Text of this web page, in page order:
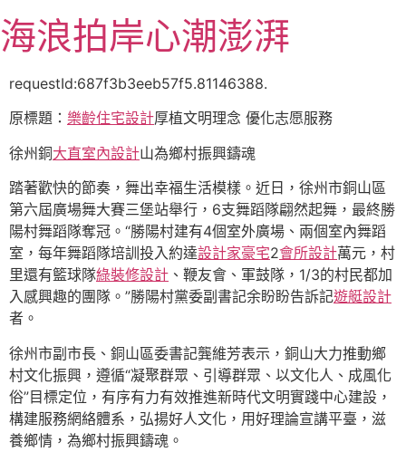
至
主
容
海浪拍岸心潮澎湃
requestId:687f3b3eeb57f5.81146388.
原標題： 樂齡住宅設計厚植文明理念 優化志愿服務
徐州銅大直室內設計山為鄉村振興鑄魂
踏著歡快的節奏，舞出幸福生活模樣。近日，徐州市銅山區
第六屆廣場舞大賽三堡站舉行，6支舞蹈隊翩然起舞，最終勝
陽村舞蹈隊奪冠。“勝陽村建有4個室外廣場、兩個室內舞蹈
室，每年舞蹈隊培訓投入約達設計家豪宅2會所設計萬元，村
里還有籃球隊綠裝修設計 、鞭友會、軍鼓隊，1/3的村民都加
入感興趣的團隊。”勝陽村黨委副書記余盼盼告訴記遊艇設計
者。
徐州市副市長、銅山區委書記龔維芳表示，銅山大力推動鄉
村文化振興，遵循“凝聚群眾、引導群眾、以文化人、成風化
俗”目標定位，有序有力有效推進新時代文明實踐中心建設，
構建服務網絡體系，弘揚好人文化，用好理論宣講平臺，滋
養鄉情，為鄉村振興鑄魂。